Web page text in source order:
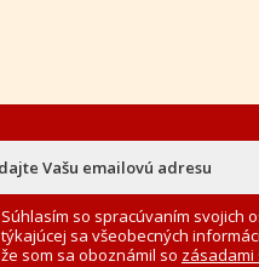
Súhlasím so spracúvaním svojich
týkajúcej sa všeobecných
že som sa oboznámil so